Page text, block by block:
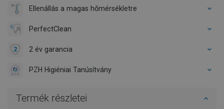
Ellenállás a magas hőmérsékletre
PerfectClean
2 év garancia
PZH Higiéniai Tanúsítvány
Termék részletei